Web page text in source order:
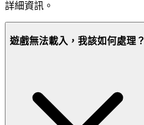
詳細資訊。
遊戲無法載入，我該如何處理？